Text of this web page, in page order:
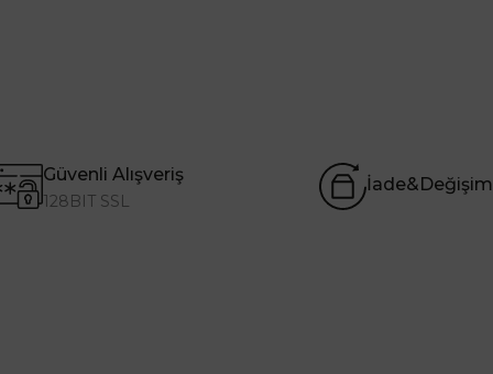
Güvenli Alışveriş
128BIT SSL
İade&Değişim